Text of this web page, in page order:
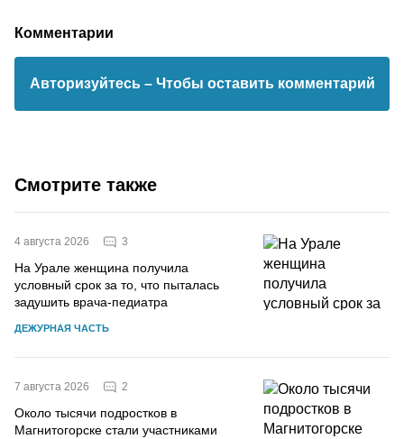
Комментарии
Авторизуйтесь – Чтобы оставить комментарий
Смотрите также
4 августа 2026 3
На Урале женщина получила
условный срок за то, что пыталась
задушить врача-педиатра
ДЕЖУРНАЯ ЧАСТЬ
7 августа 2026 2
Около тысячи подростков в
Магнитогорске стали участниками